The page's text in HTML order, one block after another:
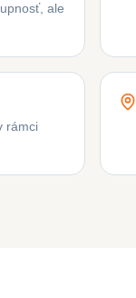
ale
rámci